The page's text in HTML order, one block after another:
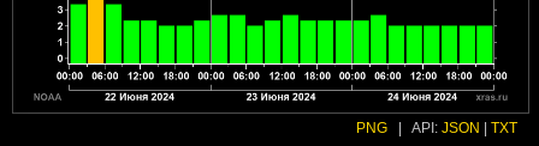
PNG API: JSON TXT